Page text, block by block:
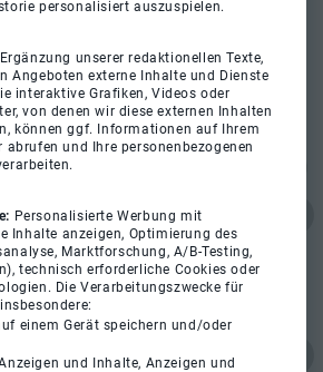
personalisiert auszuspielen.
unserer redaktionellen Texte,
Angeboten externe Inhalte und Dienste
interaktive Grafiken, Videos oder
von denen wir diese externen Inhalten
können ggf. Informationen auf Ihrem
abrufen und Ihre personenbezogenen
Personalisierte Werbung mit
Inhalte anzeigen, Optimierung des
Marktforschung, A/B-Testing,
technisch erforderliche Cookies oder
Die Verarbeitungszwecke für
einem Gerät speichern und/oder
und Inhalte, Anzeigen und